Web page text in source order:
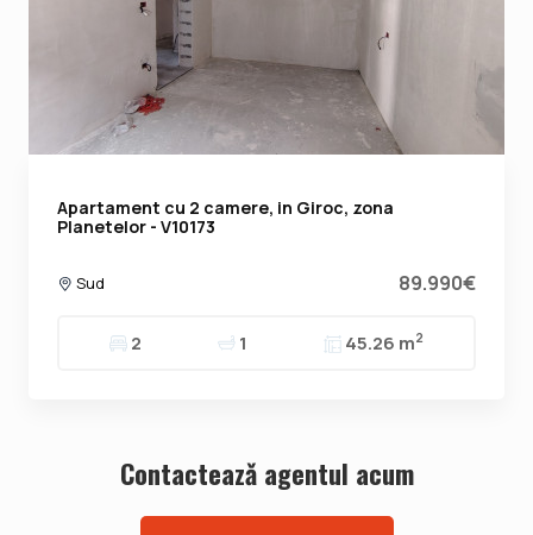
Apartament cu 2 camere, in Giroc, zona
Planetelor - V10173
Sud 89.990€
2 1 45.26 m2
Contacteazǎ agentul acum